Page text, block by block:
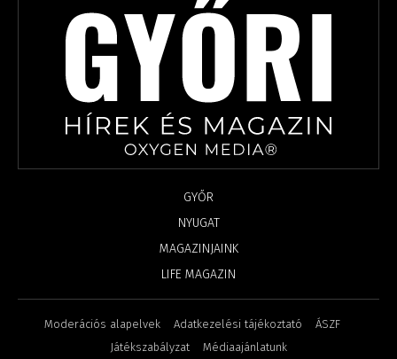
GYŐR
NYUGAT
MAGAZINJAINK
LIFE MAGAZIN
Moderációs alapelvek Adatkezelési tájékoztató
ÁSZF
Játékszabályzat
Médiaajánlatunk